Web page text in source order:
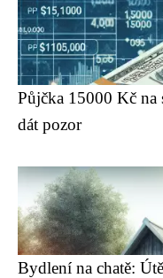
Půjčka 15000 Kč na
dát pozor
Bydlení na chatě: